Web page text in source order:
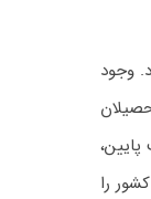
وجود
حدود ۸۰ درصد از فارغ التحصیلان
را